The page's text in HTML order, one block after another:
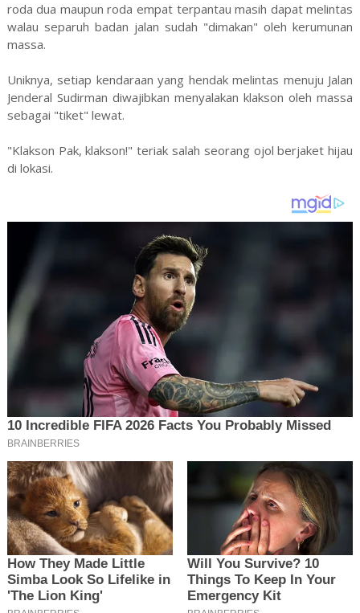
roda dua maupun roda empat terpantau masih dapat melintas
walau separuh badan jalan sudah "dimakan" oleh kerumunan
massa.
Uniknya, setiap kendaraan yang hendak melintas menuju Jalan
Jenderal Sudirman diwajibkan menyalakan klakson oleh massa
sebagai "tiket" lewat.
"Klakson Pak, klakson!" teriak salah seorang ojol berjaket hijau
di lokasi.